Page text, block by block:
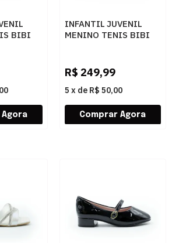
BIBI
INFANTIL JUVENIL
MENINO TENIS BIBI
R$ 249,99
5 x de R$ 50,00